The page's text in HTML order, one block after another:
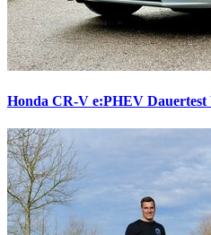
Honda CR-V e:PHEV Dauertest